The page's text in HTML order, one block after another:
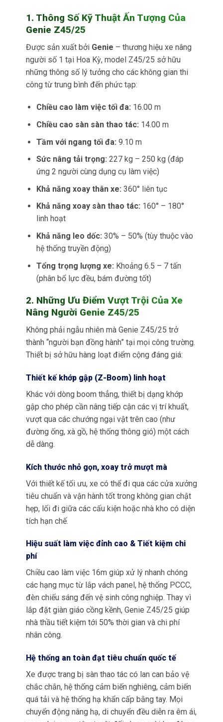
1. Thông Số Kỹ Thuật Ấn Tượng Của
Genie Z45/25
Được sản xuất bởi Genie – thương hiệu xe nâng
người số 1 tại Hoa Kỳ, model Z45/25 sở hữu
những thông số lý tưởng cho các không gian thi
công từ trung bình đến phức tạp:
Chiều cao làm việc tối đa: 16.00 m
Chiều cao sàn sàn thao tác: 14.00 m
Tầm với ngang tối đa: 9.10 m
Sức nâng tải trọng: 227 kg – 250 kg (đáp
ứng 2 người cùng dụng cụ làm việc)
Khả năng xoay thân xe: 360° liên tục
Khả năng xoay sàn thao tác: 160° – 180°
linh hoạt
Khả năng leo dốc: 30% – 50% (tùy thuộc vào
hệ thống truyền động)
Tổng trọng lượng xe: Khoảng 6.5 – 7 tấn
(phân bổ lực đều, bám đường tốt)
2. Những Ưu Điểm Vượt Trội Của Xe
Nâng Người Genie Z45/25
Không phải ngẫu nhiên mà Genie Z45/25 trở
thành “người bạn đồng hành” tại mọi công trường.
Thiết bị sở hữu hàng loạt điểm cộng đáng giá:
Thiết kế khớp gập (Z-Boom) linh hoạt
Khác với dòng boom thẳng, thiết bị dạng khớp
gập cho phép cần nâng tiếp cận các vị trí khuất,
vượt qua các chướng ngại vật trên cao (như
đường ống, xà gồ, hệ thống thông gió) một cách
dễ dàng.
Kích thước nhỏ gọn, xoay trở mượt mà
Với thiết kế tối ưu, xe có thể đi qua các cửa xưởng
tiêu chuẩn và vận hành tốt trong không gian chật
hẹp, lối đi giữa các cấu kiện hoặc nhà kho có diện
tích hạn chế.
Hiệu suất làm việc đỉnh cao & Tiết kiệm chi
phí
Chiều cao làm việc 16m giúp xử lý nhanh chóng
các hạng mục từ lắp vách panel, hệ thống PCCC,
đèn chiếu sáng đến vệ sinh công nghiệp. Thay vì
lắp đặt giàn giáo cồng kềnh, Genie Z45/25 giúp
nhà thầu tiết kiệm tới 50% thời gian và chi phí
nhân công.
Hệ thống an toàn đạt tiêu chuẩn quốc tế
Xe được trang bị sàn thao tác có lan can bảo vệ
chắc chắn, hệ thống cảm biến nghiêng, cảm biến
quá tải và hệ thống hạ khẩn cấp bằng tay. Mọi
chuyển động nâng hạ, di chuyển đều diễn ra êm ái,